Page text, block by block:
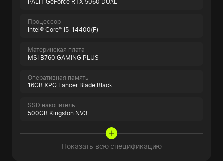
PALIT GeForce RTX 5060 DUAL
Процессор
Intel® Core™ i5-14400(F)
Материнская плата
MSI B760 GAMING PLUS
Оперативная память
16GB XPG Lancer Blade Black
SSD накопитель
500GB Kingston NV3
Показать всю спецификацию